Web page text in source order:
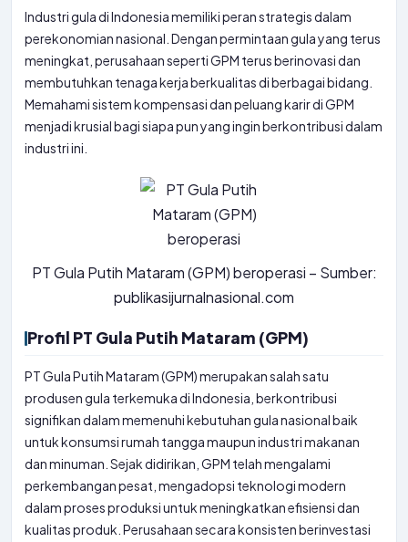
Industri gula di Indonesia memiliki peran strategis dalam
perekonomian nasional. Dengan permintaan gula yang terus
meningkat, perusahaan seperti GPM terus berinovasi dan
membutuhkan tenaga kerja berkualitas di berbagai bidang.
Memahami sistem kompensasi dan peluang karir di GPM
menjadi krusial bagi siapa pun yang ingin berkontribusi dalam
industri ini.
PT Gula Putih Mataram (GPM) beroperasi – Sumber:
publikasijurnalnasional.com
Profil PT Gula Putih Mataram (GPM)
PT Gula Putih Mataram (GPM) merupakan salah satu
produsen gula terkemuka di Indonesia, berkontribusi
signifikan dalam memenuhi kebutuhan gula nasional baik
untuk konsumsi rumah tangga maupun industri makanan
dan minuman. Sejak didirikan, GPM telah mengalami
perkembangan pesat, mengadopsi teknologi modern
dalam proses produksi untuk meningkatkan efisiensi dan
kualitas produk. Perusahaan secara konsisten berinvestasi